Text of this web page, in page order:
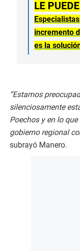
LE
incremento
es la
“Estamos
silenciosamente
Poechos y en lo
gobierno regional
subrayó Manero.